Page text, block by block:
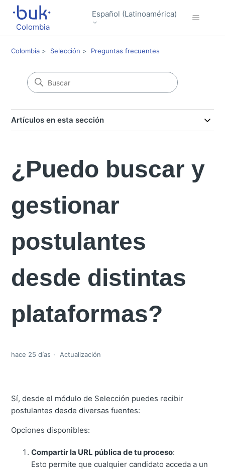
Colombia
Español (Latinoamérica)
Colombia Selección Preguntas frecuentes
Artículos en esta sección
¿Puedo buscar y
gestionar
postulantes
desde distintas
plataformas?
hace 25 días Actualización
Sí, desde el módulo de Selección puedes recibir
postulantes desde diversas fuentes:
Opciones disponibles:
Compartir la URL pública de tu proceso:
Esto permite que cualquier candidato acceda a un